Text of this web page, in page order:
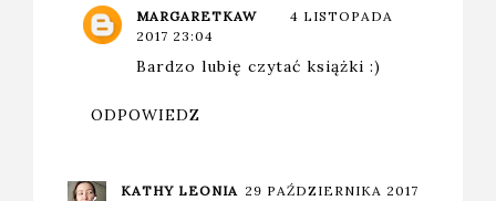
MARGARETKAW
4 LISTOPADA
2017 23:04
Bardzo lubię czytać książki :)
ODPOWIEDZ
KATHY LEONIA 29 PAŹDZIERNIKA 2017